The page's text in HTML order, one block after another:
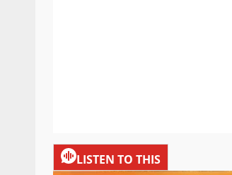
LISTEN TO THIS